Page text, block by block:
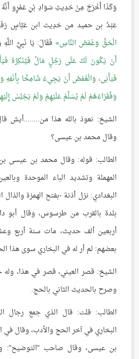
وَكَذَا أَخْرَجَ مِنْ حَدِيثِ سَوَادِ بْنِ عَمْرٍو
عَبْدُ بن حميد من حَدِيث ابن عَبَّاسٍ
الْحَقِّ وَغَمْصُ النَّاسِ فَقَالَ: يَا نَبِيَّ
أَنْ يَكُونَ لَكَ عَلَى رَجُلٍ مَالٌ فَيُنْكِرُهُ
فَيَأْبَى، وَالْغَمْصُ أَنْ يَجِيءَ شَامِخًا بِأَنْفِهِ
وَفُقَرَاءَهُمْ لَمْ يُسَلِّمْ عَلَيْهِمْ وَلَمْ يَجْلِسْ
الشيخ: نعوذ بالله هذا من........أيش
وقال محمد بن عيسى؟
الطالب: قوله: وقال محمد بن عيسى بن
المهملة وتشديد الباء الموحدة
البغدادي: نزل أذنة -بفتح الهمزة
بلدة بالقرب من طرسوس، وقال أبو
أربعين ألف حديث، مات سنة أربع
بعضهم: لم أر له في البخاري سوى هذا
الشيخ: قصر العيني، قصر في هذا،
وصرح بالحديث الثاني بالحج.
الطالب: قلت: قال الذي جمع رجال
البخاري في آخر الحج والأدب، وقال
بن عيسى، وقال صاحب "التوضيح":